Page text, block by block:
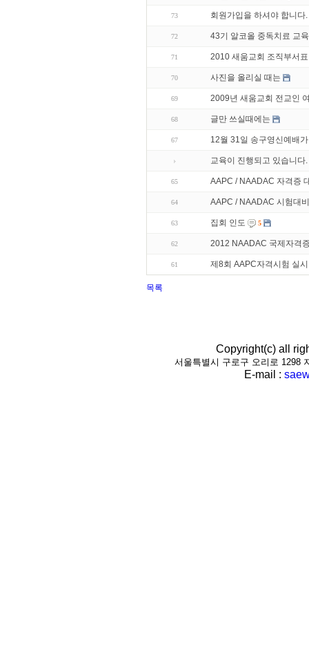
73 회원가입을 하셔야 합니다.
72 43기 알코올 중독치료 교
71 2010 새움교회 조직부서표
70 사진을 올리실 때는
69 2009년 새움교회 전교인
68 글만 쓰실때에는
67 12월 31일 송구영신예배
교육이 진행되고 있습니다.
65 AAPC / NAADAC 자격증
64 AAPC / NAADAC 시험대
63 집회 인도 5
62 2012 NAADAC 국제자격
61 제8회 AAPC자격시험 실시
목록
Copyright(c) all
서울특별시 구로구 오리로 1298
E-mail :